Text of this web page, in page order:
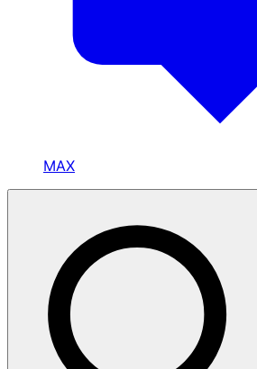
MAX